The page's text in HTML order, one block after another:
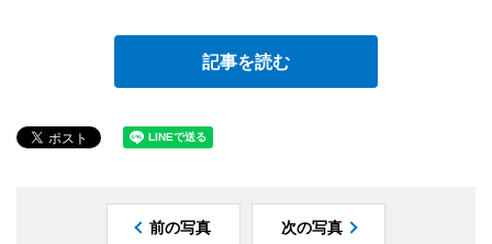
記事を読む
前の写真 次の写真